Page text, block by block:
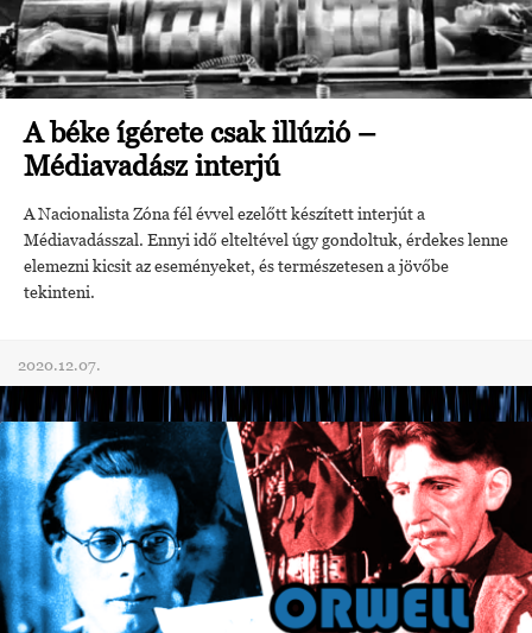
A béke ígérete csak illúzió –
Médiavadász interjú
A Nacionalista Zóna fél évvel ezelőtt készített interjút a
Médiavadásszal. Ennyi idő elteltével úgy gondoltuk, érdekes lenne
elemezni kicsit az eseményeket, és természetesen a jövőbe
tekinteni.
2020.12.07.